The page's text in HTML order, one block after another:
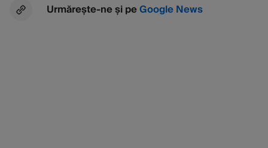
Urmărește-ne și peGoogle News